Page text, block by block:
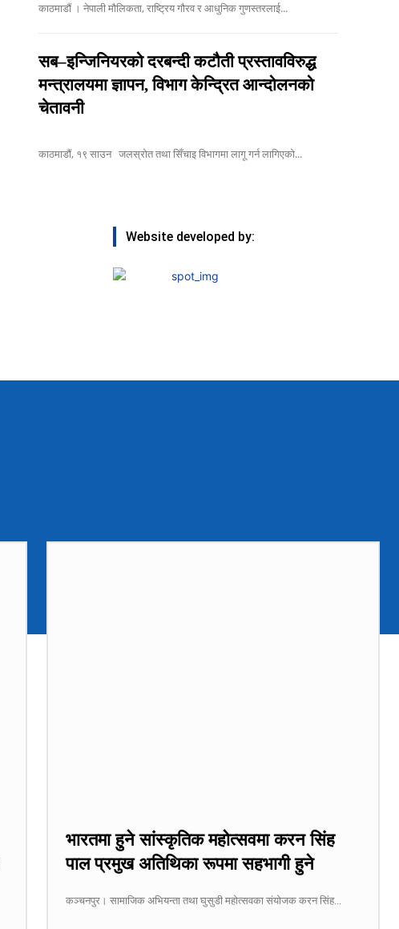
काठमाडौं । नेपाली मौलिकता, राष्ट्रिय गौरव र आधुनिक गुणस्तरलाई...
सब–इन्जिनियरको दरबन्दी कटौती प्रस्तावविरुद्ध
मन्त्रालयमा ज्ञापन, विभाग केन्द्रित आन्दोलनको
चेतावनी
काठमाडौं, १९ साउन जलस्रोत तथा सिँचाइ विभागमा लागू गर्न लागिएको...
Website developed by:
भारतमा हुने सांस्कृतिक महोत्सवमा करन सिंह
पाल प्रमुख अतिथिका रूपमा सहभागी हुने
कञ्चनपुर। सामाजिक अभियन्ता तथा घुसुडी महोत्सवका संयोजक करन सिंह...